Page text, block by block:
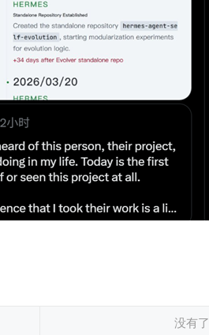
没有了